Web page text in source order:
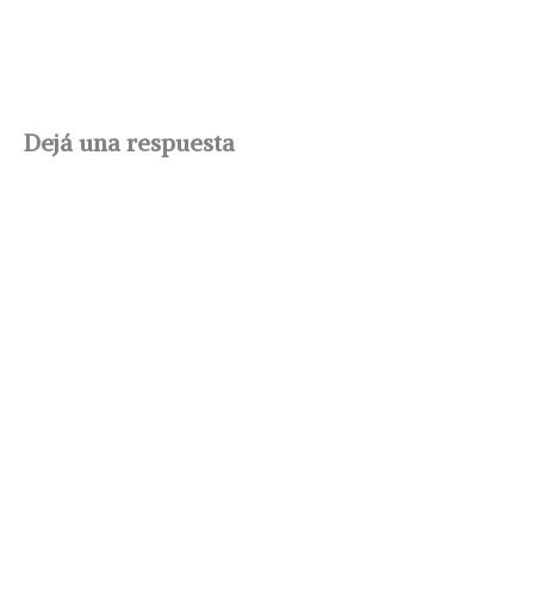
Dejá una respuesta